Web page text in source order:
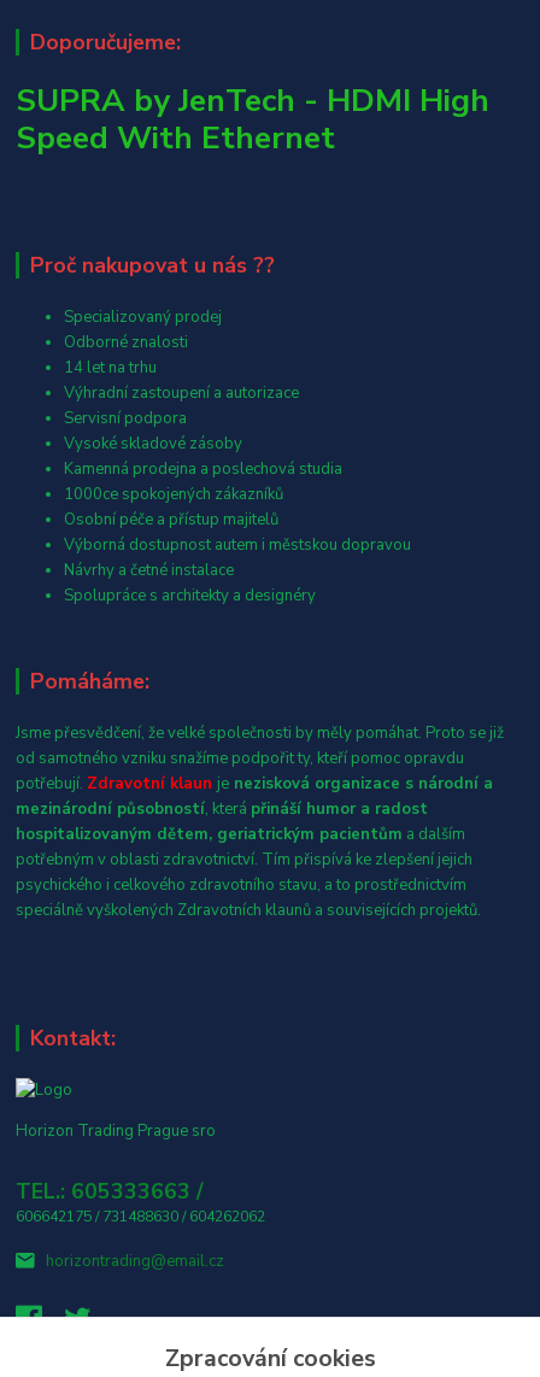
Doporučujeme:
SUPRA by JenTech - HDMI High
Speed With Ethernet
Proč nakupovat u nás ??
Specializovaný prodej
Odborné znalosti
14 let na trhu
Výhradní zastoupení a autorizace
Servisní podpora
Vysoké skladové zásoby
Kamenná prodejna a poslechová studia
1000ce spokojených zákazníků
Osobní péče a přístup majitelů
Výborná dostupnost autem i městskou dopravou
Návrhy a četné instalace
Spolupráce s architekty a designéry
Pomáháme:
Jsme přesvědčení, že velké společnosti by měly pomáhat. Proto se již
od samotného vzniku snažíme podpořit ty, kteří pomoc opravdu
potřebují. Zdravotní klaun je nezisková organizace s národní a
mezinárodní působností, která přináší humor a radost
hospitalizovaným dětem, geriatrickým pacientům a dalším
potřebným v oblasti zdravotnictví. Tím přispívá ke zlepšení jejich
psychického i celkového zdravotního stavu, a to prostřednictvím
speciálně vyškolených Zdravotních klaunů a souvisejících projektů.
Kontakt:
Horizon Trading Prague sro
TEL.: 605333663 /
606642175 / 731488630 / 604262062
horizontrading@email.cz
Zpracování cookies